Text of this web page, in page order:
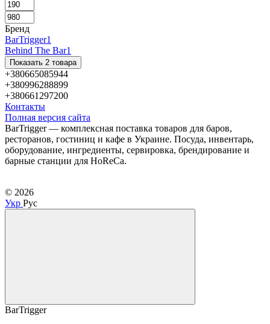
Бренд
BarTrigger1
Behind The Bar1
Показать 2 товара
+380665085944
+380996288899
+380661297200
Контакты
Полная версия сайта
BarTrigger — комплексная поставка товаров для баров,
ресторанов, гостиниц и кафе в Украине. Посуда, инвентарь,
оборудование, ингредиенты, сервировка, брендирование и
барные станции для HoReCa.
© 2026
Укр Рус
BarTrigger